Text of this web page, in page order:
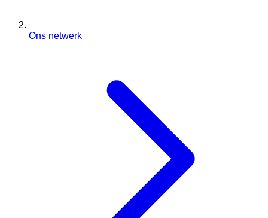
Ons netwerk